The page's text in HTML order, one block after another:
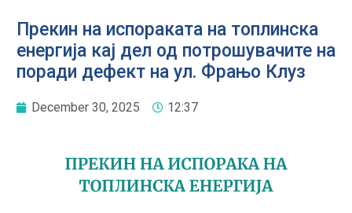
Прекин на испораката на топлинска
енергија кај дел од потрошувачите на
поради дефект на ул. Фрањо Клуз
December 30, 2025 12:37